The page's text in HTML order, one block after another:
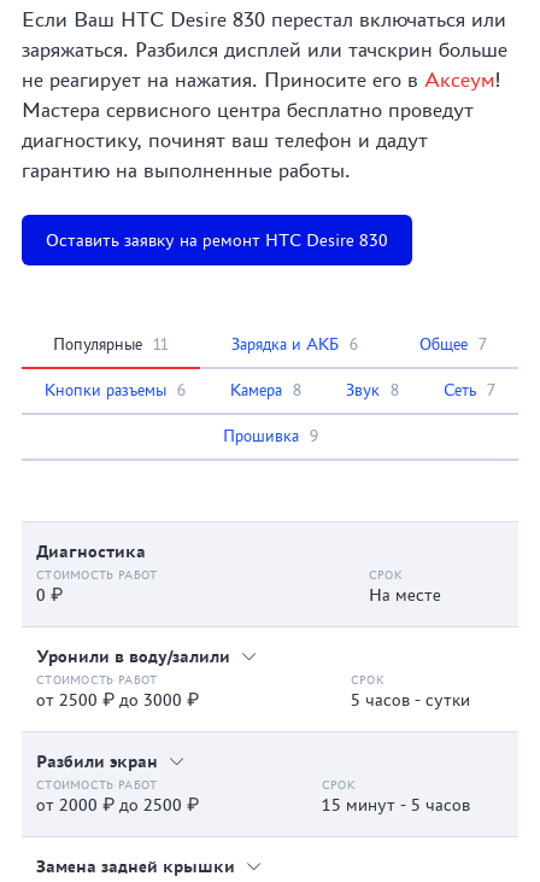
Если Ваш HTC Desire 830 перестал включаться или
заряжаться. Разбился дисплей или тачскрин больше
не реагирует на нажатия. Приносите его в Аксеум!
Мастера сервисного центра бесплатно проведут
диагностику, починят ваш телефон и дадут
гарантию на выполненные работы.
Оставить заявку на ремонт HTC Desire 830
Популярные 11 Зарядка и АКБ 6 Общее 7
Кнопки разъемы 6 Камера 8 Звук 8 Сеть 7
Прошивка 9
Диагностика
0 ₽ На месте
Уронили в воду/залили
от 2500 ₽ до 3000 ₽ 5 часов - сутки
Разбили экран
от 2000 ₽ до 2500 ₽ 15 минут - 5 часов
Замена задней крышки